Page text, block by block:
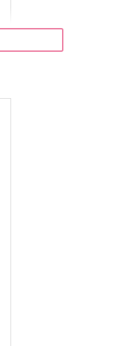
715
白澤×鬼灯